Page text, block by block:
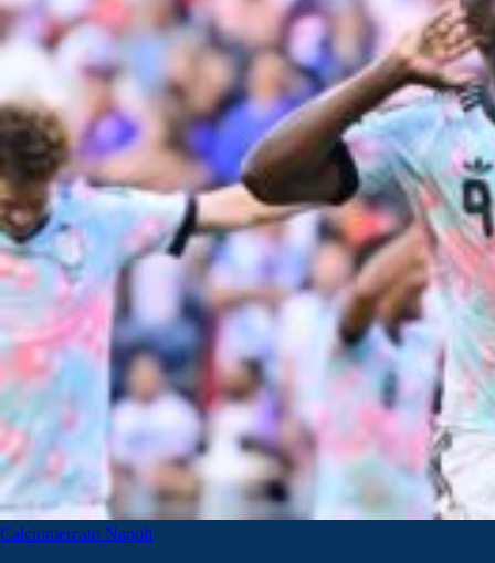
Calciomercato Napoli